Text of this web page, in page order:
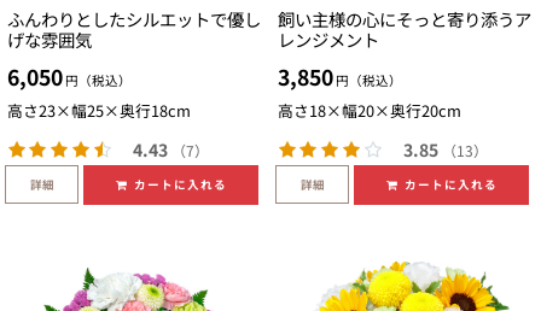
ふんわりとしたシルエットで優し
げな雰囲気
6,050 円（税込）
高さ23×幅25×奥行18cm
4.43 （7）
詳細 カートに入れる
飼い主様の心にそっと寄り添うア
レンジメント
3,850 円（税込）
高さ18×幅20×奥行20cm
3.85 （13）
詳細 カートに入れる